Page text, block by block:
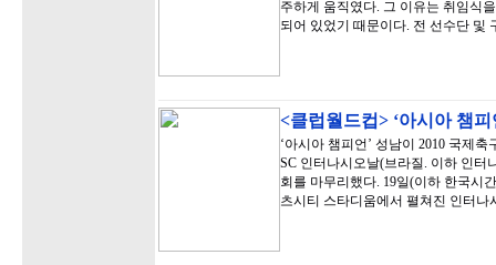
주하게 움직였다. 그 이유는 취임식
되어 있었기 때문이다. 전 선수단 및
<클럽월드컵> ‘아시아 챔
‘아시아 챔피언’ 성남이 2010 국제
SC 인터나시오날(브라질. 이하 인터
회를 마무리했다. 19일(이하 한국시
츠시티 스타디움에서 펼쳐진 인터